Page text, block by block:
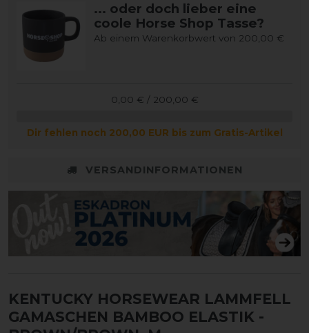
... oder doch lieber eine
coole Horse Shop Tasse?
Ab einem Warenkorbwert von 200,00 €
0,00 € / 200,00 €
Dir fehlen noch 200,00 EUR bis zum Gratis-Artikel
VERSANDINFORMATIONEN
KENTUCKY HORSEWEAR LAMMFELL
GAMASCHEN BAMBOO ELASTIK -